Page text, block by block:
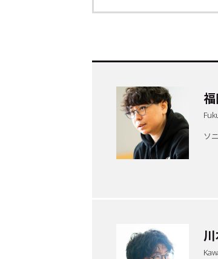
連載一覧 Series
プライバシーポ
ソ